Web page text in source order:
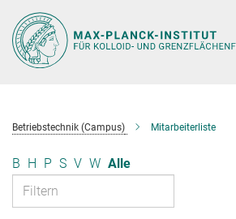
Hauptinhalt
Betriebstechnik (Campus) Mitarbeiterliste
B H P S V W Alle